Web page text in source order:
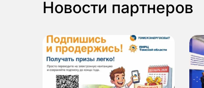
Новости партнеров